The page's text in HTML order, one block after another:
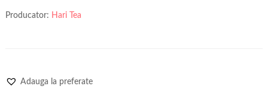
Producator: Hari Tea
Adauga la preferate